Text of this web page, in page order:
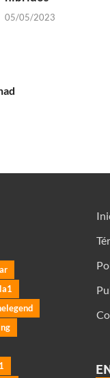
05/05/2023